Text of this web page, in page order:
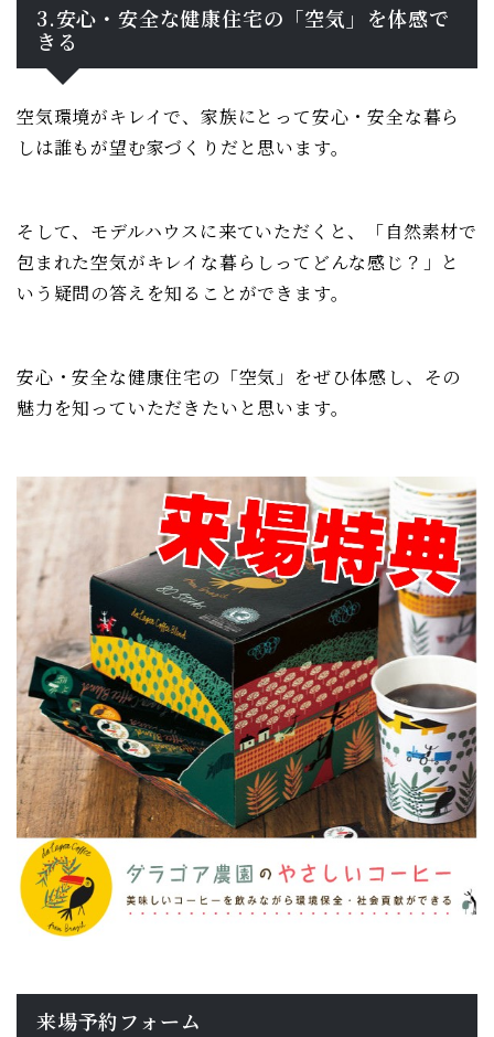
3.安心・安全な健康住宅の「空気」を体感で
きる
空気環境がキレイで、家族にとって安心・安全な暮ら
しは誰もが望む家づくりだと思います。
そして、モデルハウスに来ていただくと、「自然素材で
包まれた空気がキレイな暮らしってどんな感じ？」と
いう疑問の答えを知ることができます。
安心・安全な健康住宅の「空気」をぜひ体感し、その
魅力を知っていただきたいと思います。
来場予約フォーム